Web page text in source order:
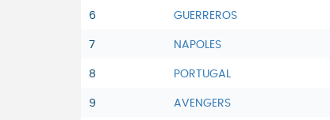
6 GUERREROS
7 NAPOLES
8 PORTUGAL
9 AVENGERS